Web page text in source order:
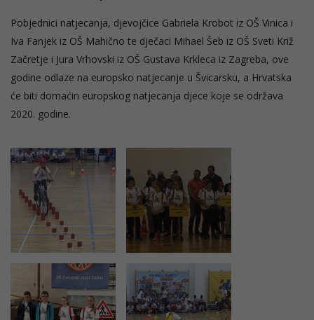
Pobjednici natjecanja, djevojčice Gabriela Krobot iz OŠ Vinica i
Iva Fanjek iz OŠ Mahično te dječaci Mihael Šeb iz OŠ Sveti Križ
Začretje i Jura Vrhovski iz OŠ Gustava Krkleca iz Zagreba, ove
godine odlaze na europsko natjecanje u Švicarsku, a Hrvatska
će biti domaćin europskog natjecanja djece koje se održava
2020. godine.